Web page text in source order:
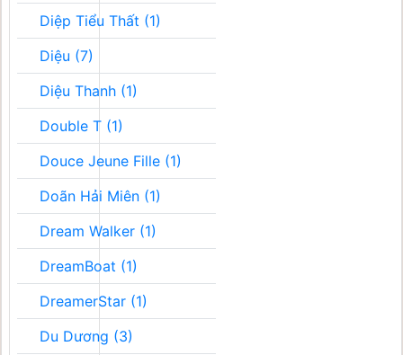
Diệp Tiểu Thất (1)
Diệu (7)
Diệu Thanh (1)
Double T (1)
Douce Jeune Fille (1)
Doãn Hải Miên (1)
Dream Walker (1)
DreamBoat (1)
DreamerStar (1)
Du Dương (3)